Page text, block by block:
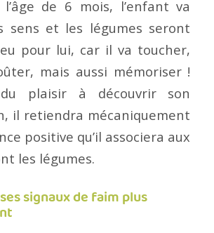
de 6 mois, l’enfant va
sens et les légumes seront
pour lui, car il va toucher,
mais aussi mémoriser !
plaisir à découvrir son
il retiendra mécaniquement
positive qu’il associera aux
les légumes.
signaux de faim plus